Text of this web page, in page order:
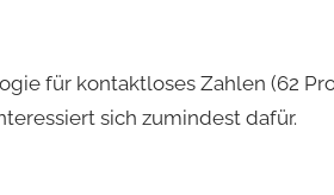
für kontaktloses Zahlen (62
sich zumindest dafür.